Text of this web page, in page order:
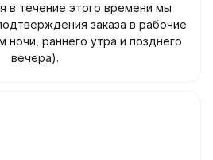
в течение этого времени мы
заказа в рабочие
ночи, раннего утра и позднего
вечера).